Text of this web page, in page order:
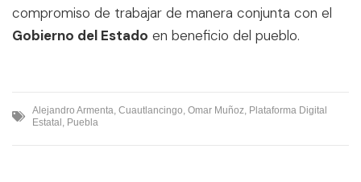
compromiso de trabajar de manera conjunta con el
Gobierno del Estado en beneficio del pueblo.
Alejandro Armenta Cuautlancingo Omar Muñoz Plataforma Digital
Estatal Puebla